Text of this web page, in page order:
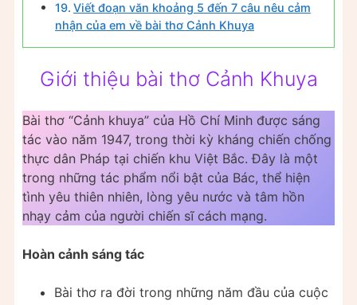
Viết đoạn văn khoảng 5 đến 7 câu nêu cảm
nhận của em về bài thơ Cảnh Khuya
Giới thiệu bài thơ Cảnh Khuya
Bài thơ “Cảnh khuya” của Hồ Chí Minh được sáng
tác vào năm 1947, trong thời kỳ kháng chiến chống
thực dân Pháp tại chiến khu Việt Bắc. Đây là một
trong những tác phẩm nổi bật của Bác, thể hiện
tình yêu thiên nhiên, lòng yêu nước và tâm hồn
nhạy cảm của người chiến sĩ cách mạng.
Hoàn cảnh sáng tác
Bài thơ ra đời trong những năm đầu của cuộc